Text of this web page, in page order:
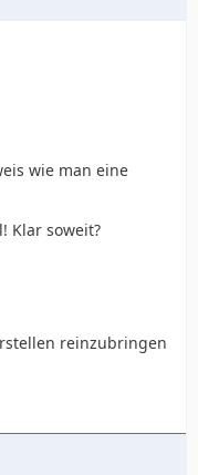
wie man eine
Klar soweit?
reinzubringen